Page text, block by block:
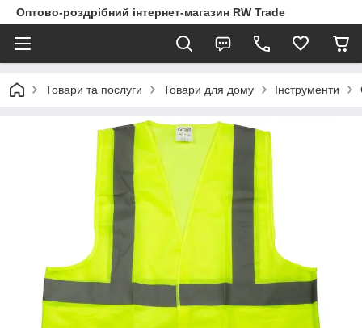
Оптово-роздрібний інтернет-магазин RW Trade
Товари та послуги Товари для дому Інструменти